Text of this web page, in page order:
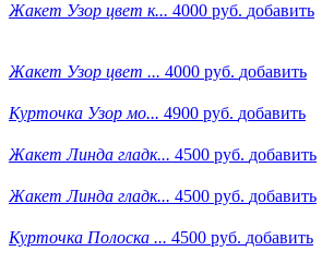
Жакет Узор цвет к... 4000 руб. добавить
Жакет Узор цвет ... 4000 руб. добавить
Курточка Узор мо... 4900 руб. добавить
Жакет Линда гладк... 4500 руб. добавить
Жакет Линда гладк... 4500 руб. добавить
Курточка Полоска ... 4500 руб. добавить